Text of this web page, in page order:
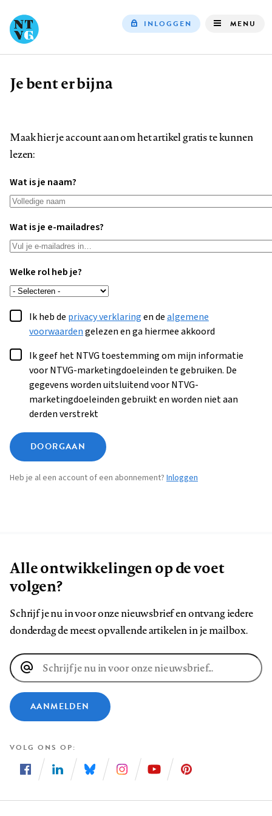
INLOGGEN MENU
Kruimelpad
Je bent er bijna
Maak hier je account aan om het artikel gratis te kunnen
lezen:
Wat is je naam?
Wat is je e-mailadres?
Welke rol heb je?
Ik heb de privacy verklaringen dealgemene
voorwaardengelezen en ga hiermee akkoord
Ik geef het NTVG toestemming om mijn informatie
voor NTVG-marketingdoeleinden te gebruiken. De
gegevens worden uitsluitend voor NTVG-
marketingdoeleinden gebruikt en worden niet aan
derden verstrekt
DOORGAAN
Heb je al een account of een abonnement? Inloggen
Alle ontwikkelingen op de voet
volgen?
Schrijf je nu in voor onze nieuwsbrief en ontvang iedere
donderdag de meest opvallende artikelen in je mailbox.
E-
mailadres
AANMELDEN
VOLG ONS OP
ons
ons
ons
ons
ons
ons